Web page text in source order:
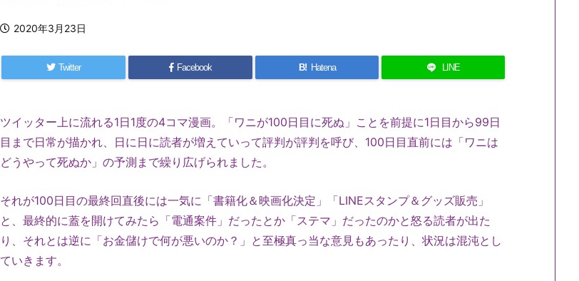
2020年3月23日
Twitter Facebook B! Hatena LINE
ツイッター上に流れる1日1度の4コマ漫画。「ワニが100日目に死ぬ」ことを前提に1日目から99日
目まで日常が描かれ、日に日に読者が増えていって評判が評判を呼び、100日目直前には「ワニは
どうやって死ぬか」の予測まで繰り広げられました。
それが100日目の最終回直後には一気に「書籍化＆映画化決定」「LINEスタンプ＆グッズ販売」
と、最終的に蓋を開けてみたら「電通案件」だったとか「ステマ」だったのかと怒る読者が出た
り、それとは逆に「お金儲けで何が悪いのか？」と至極真っ当な意見もあったり、状況は混沌とし
ていきます。